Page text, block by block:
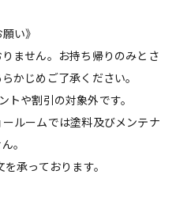
い》
ません。お持ち帰りのみとさ
かじめご了承ください。
や割引の対象外です。
ルームでは塗料及びメンテナ
。
承っております。